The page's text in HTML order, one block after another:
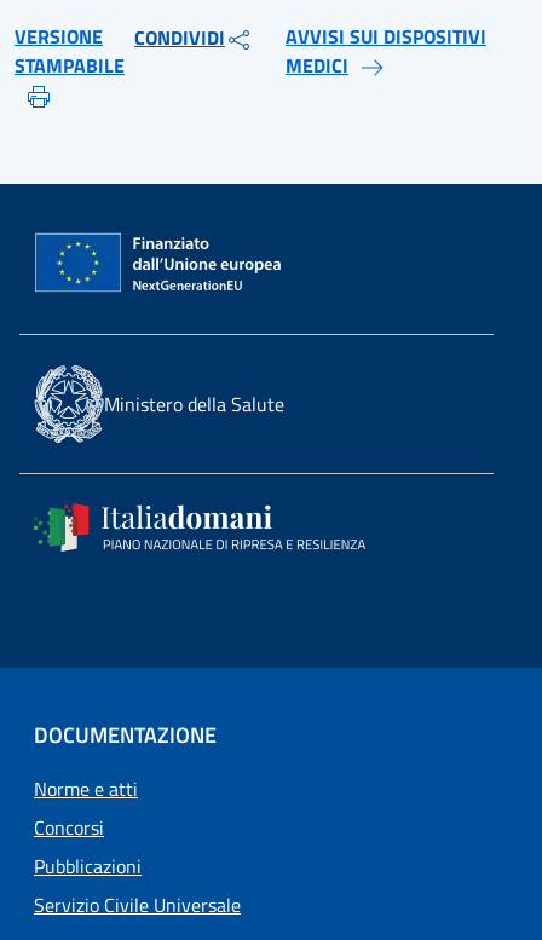
VERSIONE
STAMPABILE
CONDIVIDI
AVVISI SUI DISPOSITIVI
MEDICI
Ministero della Salute
DOCUMENTAZIONE
Norme e atti
Concorsi
Pubblicazioni
Servizio Civile Universale